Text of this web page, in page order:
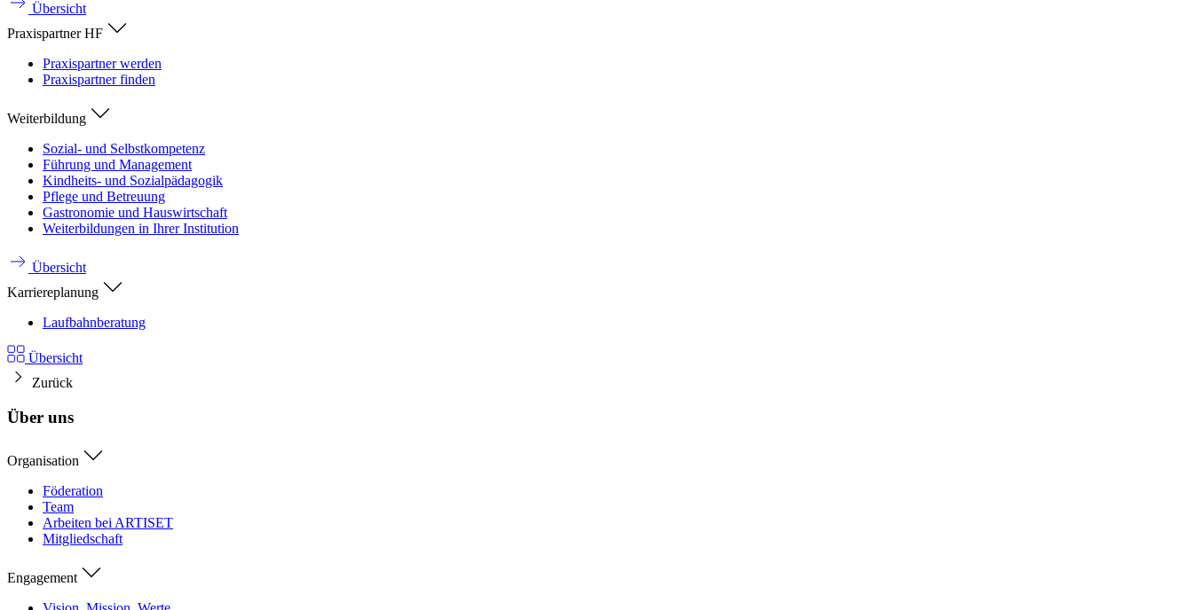
Übersicht
Praxispartner HF
Praxispartner werden
Praxispartner finden
Weiterbildung
Sozial- und Selbstkompetenz
Führung und Management
Kindheits- und Sozialpädagogik
Pflege und Betreuung
Gastronomie und Hauswirtschaft
Weiterbildungen in Ihrer Institution
Übersicht
Karriereplanung
Laufbahnberatung
Übersicht
Zurück
Über uns
Organisation
Föderation
Team
Arbeiten bei ARTISET
Mitgliedschaft
Engagement